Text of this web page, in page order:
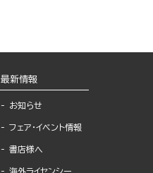
最新情報
お知らせ
フェア・イベント情報
書店様へ
海外ライセンシー